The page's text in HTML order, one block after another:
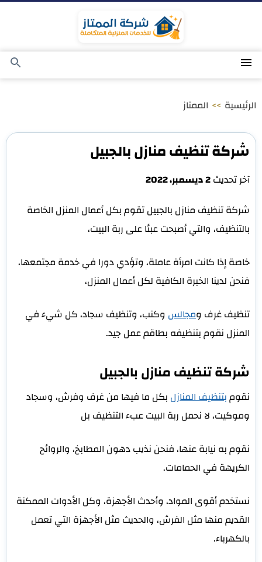
المحتوى
القائمة
بحث
الرئيسية >> الممتاز
شركة تنظيف منازل بالجبيل
آخر تحديث2 ديسمبر، 2022
شركة تنظيف منازل بالجبيل تقوم بكل أعمال المنزل الخاصة
بالتنظيف، والتي أصبحت عبئا على ربة البيت،
خاصة إذا كانت امرأة عاملة، وتؤدي دورا في خدمة مجتمعها،
فنحن لدينا الخبرة الكافية لكل أعمال المنزل،
تنظيف غرف ومجالس وكنب، وتنظيف سجاد، كل شيء في
المنزل نقوم بتنظيفه بطاقم عمل جيد.
شركة تنظيف منازل بالجبيل
نقومبتنظيف المنازل بكل ما فيها من غرف وفرش، وسجاد
وموكيت، لا نحمل ربة البيت عبء التنظيف بل
نقوم به نيابة عنها، فنحن نذيب دهون المطابخ، والروائح
الكريهة في الحمامات.
نستخدم أقوى المواد، وأحدث الأجهزة، وكل الأدوات الممكنة
القديم منها مثل الفرش، والحديث مثل الأجهزة التي تعمل
بالكهرباء.